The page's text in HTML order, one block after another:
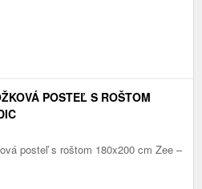
POSTEĽ S ROŠTOM
posteľ s roštom 180x200 cm Zee –